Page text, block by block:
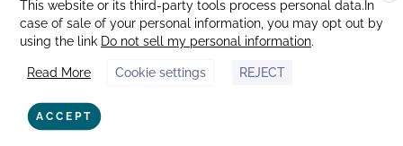
Carreras profesionales
Sala de prensa
This website or its third-party tools process personal data.In
case of sale of your personal information, you may opt out by
using the link Do not sell my personal information.
Read More Cookie settings REJECT
ACCEPT